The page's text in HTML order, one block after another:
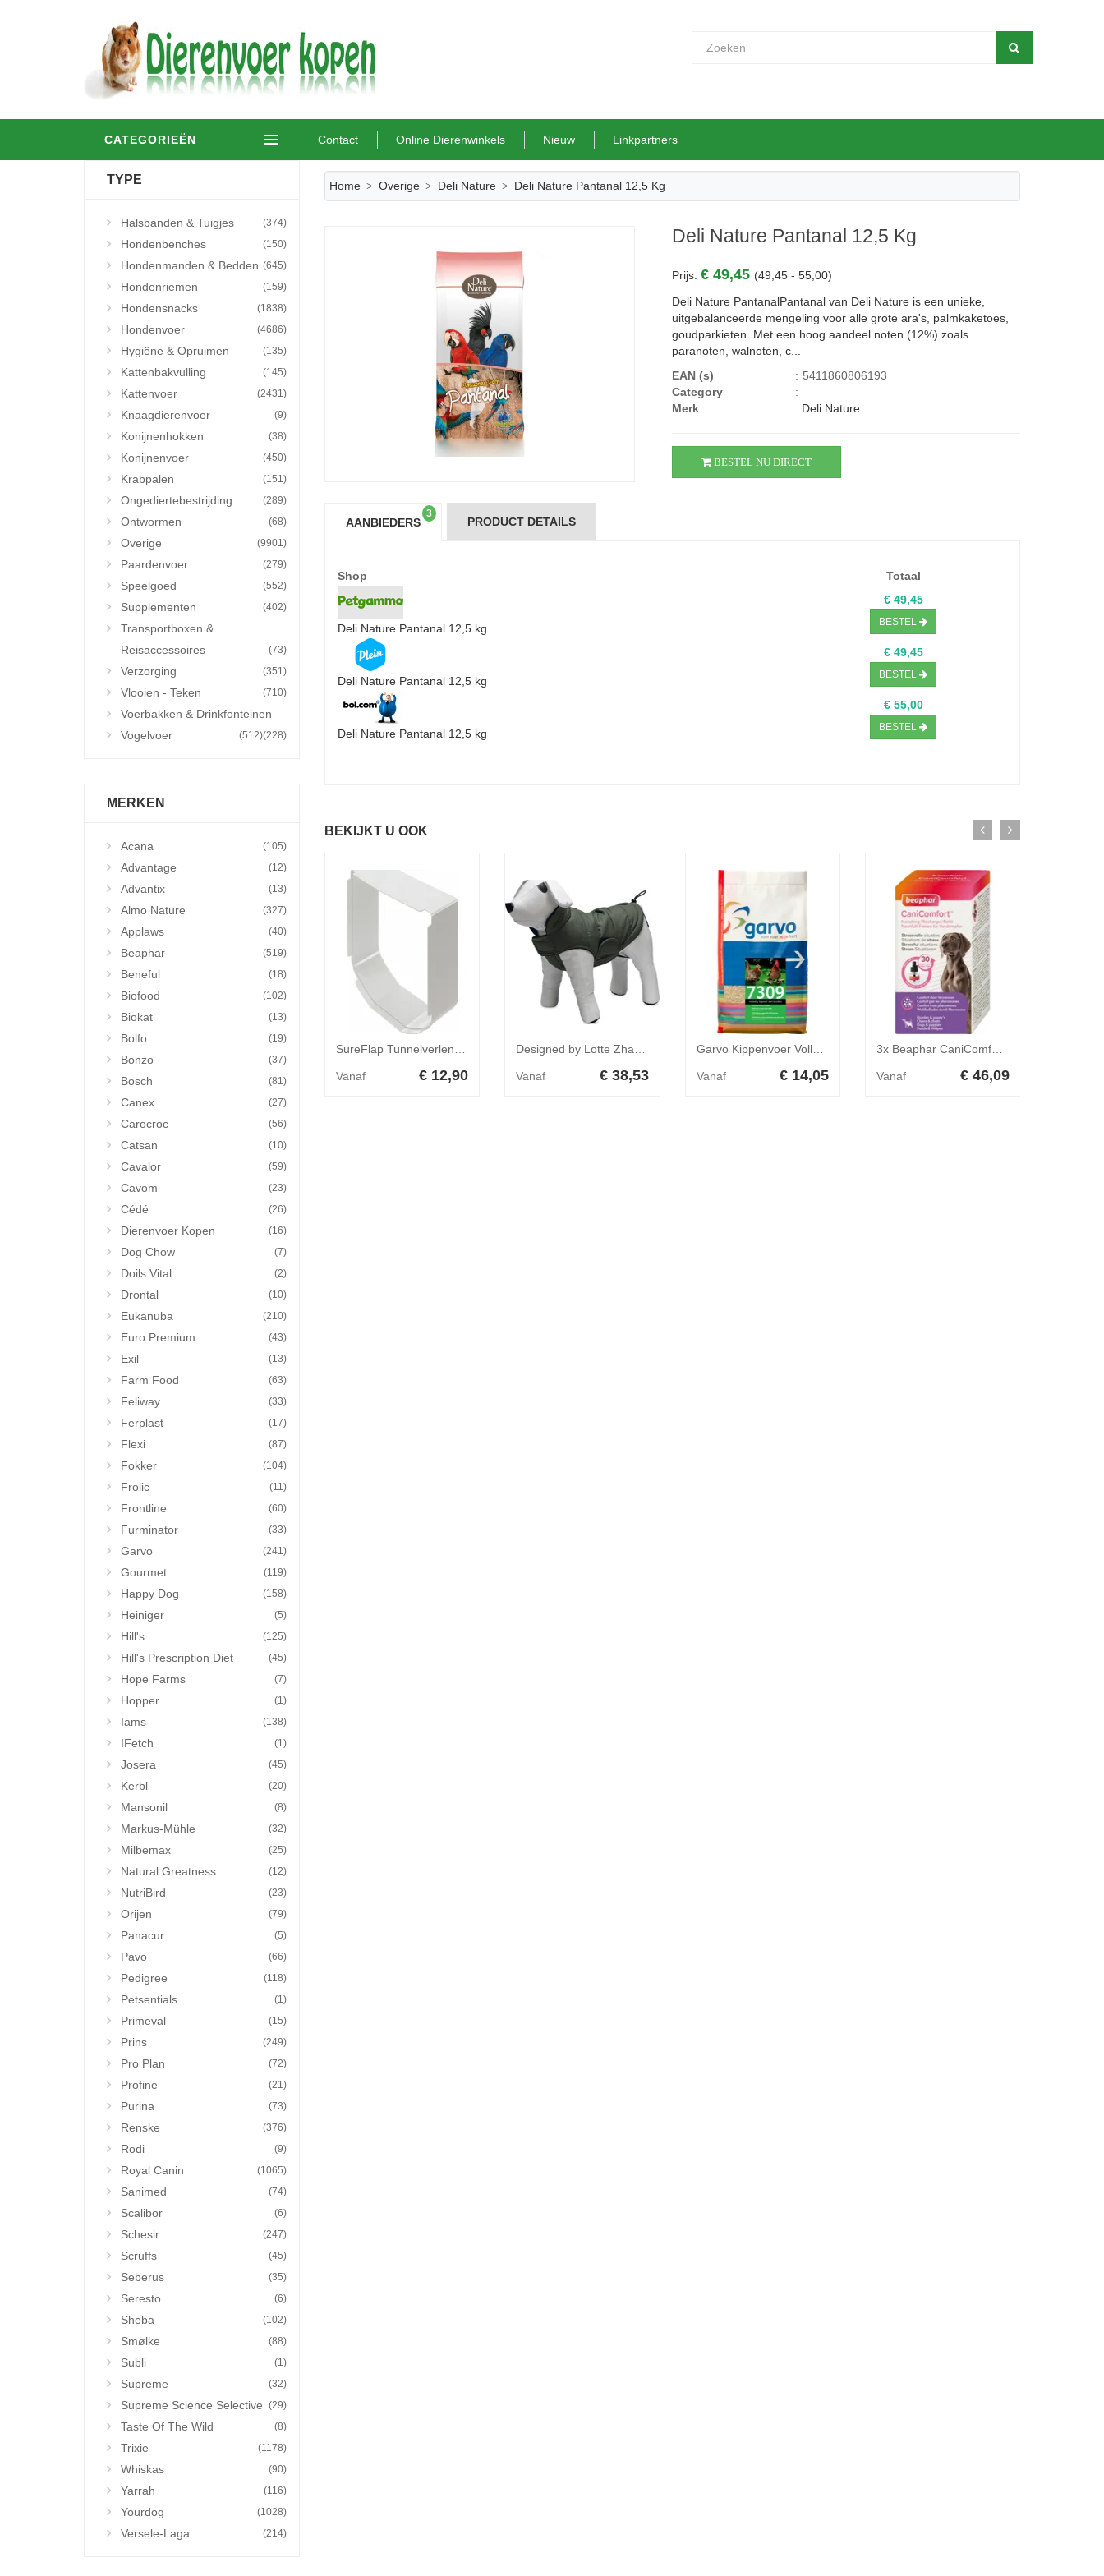
CATEGORIEËN Contact Online Dierenwinkels Nieuw Linkpartners
TYPE
Halsbanden & Tuigjes (374)
Hondenbenches (150)
Hondenmanden & Bedden (645)
Hondenriemen (159)
Hondensnacks (1838)
Hondenvoer (4686)
Hygiëne & Opruimen (135)
Kattenbakvulling (145)
Kattenvoer (2431)
Knaagdierenvoer (9)
Konijnenhokken (38)
Konijnenvoer (450)
Krabpalen (151)
Ongediertebestrijding (289)
Ontwormen (68)
Overige (9901)
Paardenvoer (279)
Speelgoed (552)
Supplementen (402)
Transportboxen &
Reisaccessoires
(73)
Verzorging (351)
Vlooien - Teken (710)
Voerbakken & Drinkfonteinen
(228)
Vogelvoer (512)
MERKEN
Acana (105)
Advantage (12)
Advantix (13)
Almo Nature (327)
Applaws (40)
Beaphar (519)
Beneful (18)
Biofood (102)
Biokat (13)
Bolfo (19)
Bonzo (37)
Bosch (81)
Canex (27)
Carocroc (56)
Catsan (10)
Cavalor (59)
Cavom (23)
Cédé (26)
Dierenvoer Kopen (16)
Dog Chow (7)
Doils Vital (2)
Drontal (10)
Eukanuba (210)
Euro Premium (43)
Exil (13)
Farm Food (63)
Feliway (33)
Ferplast (17)
Flexi (87)
Fokker (104)
Frolic (11)
Frontline (60)
Furminator (33)
Garvo (241)
Gourmet (119)
Happy Dog (158)
Heiniger (5)
Hill's (125)
Hill's Prescription Diet (45)
Hope Farms (7)
Hopper (1)
Iams (138)
IFetch (1)
Josera (45)
Kerbl (20)
Mansonil (8)
Markus-Mühle (32)
Milbemax (25)
Natural Greatness (12)
NutriBird (23)
Orijen (79)
Panacur (5)
Pavo (66)
Pedigree (118)
Petsentials (1)
Primeval (15)
Prins (249)
Pro Plan (72)
Profine (21)
Purina (73)
Renske (376)
Rodi (9)
Royal Canin (1065)
Sanimed (74)
Scalibor (6)
Schesir (247)
Scruffs (45)
Seberus (35)
Seresto (6)
Sheba (102)
Smølke (88)
Subli (1)
Supreme (32)
Supreme Science Selective (29)
Taste Of The Wild (8)
Trixie (1178)
Whiskas (90)
Yarrah (116)
Yourdog (1028)
Versele-Laga (214)
Home Overige Deli Nature Deli Nature Pantanal 12,5 Kg
Deli Nature Pantanal 12,5 Kg
Prijs:€ 49,45 (49,45 - 55,00)
Deli Nature PantanalPantanal van Deli Nature is een unieke,
uitgebalanceerde mengeling voor alle grote ara's, palmkaketoes,
goudparkieten. Met een hoog aandeel noten (12%) zoals
paranoten, walnoten, c...
EAN (s)
: 5411860806193
Category
:
Merk
: Deli Nature
BESTEL NU DIRECT
AANBIEDERS
3
PRODUCT DETAILS
Shop Totaal
Deli Nature Pantanal 12,5 kg
€ 49,45
BESTEL
Deli Nature Pantanal 12,5 kg
€ 49,45
BESTEL
Deli Nature Pantanal 12,5 kg
€ 55,00
BESTEL
BEKIJKT U OOK
Vanaf € 12,90 Vanaf € 38,53
Garvo Kippenvoer Volledig Legmeel met Kruiden 4 kg
Vanaf € 14,05 Vanaf € 46,09